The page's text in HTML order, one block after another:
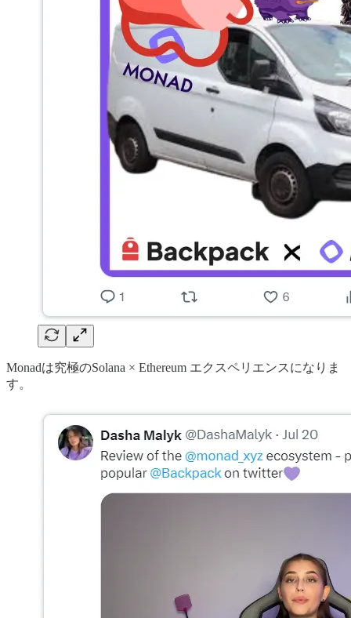
Monadは究極のSolana × Ethereum エクスペリエンスになりま
す。